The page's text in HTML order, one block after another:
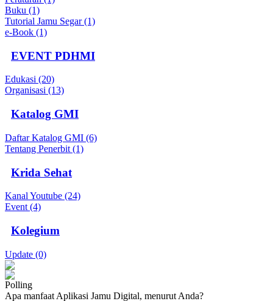
Buku (1)
Tutorial Jamu Segar (1)
e-Book (1)
EVENT PDHMI
Edukasi (20)
Organisasi (13)
Katalog GMI
Daftar Katalog GMI (6)
Tentang Penerbit (1)
Krida Sehat
Kanal Youtube (24)
Event (4)
Kolegium
Update (0)
Polling
Apa manfaat Aplikasi Jamu Digital, menurut Anda?